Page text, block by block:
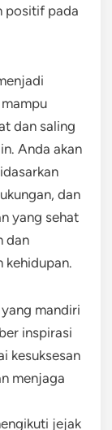
positif pada
dan saling
Anda akan
dan
yang sehat
dan
kehidupan.
mandiri
inspirasi
kesuksesan
menjaga
jejak